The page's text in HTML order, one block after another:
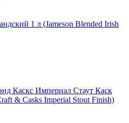
1 л (Jameson Blended Irish